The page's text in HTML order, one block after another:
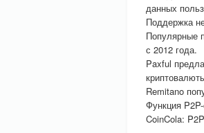
данных
Поддержка
Популярные
с 2012 года.
Paxful
Remitano
Функция
CoinCola: